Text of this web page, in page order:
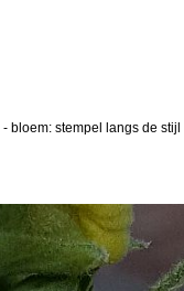
- bloem: stempel langs de